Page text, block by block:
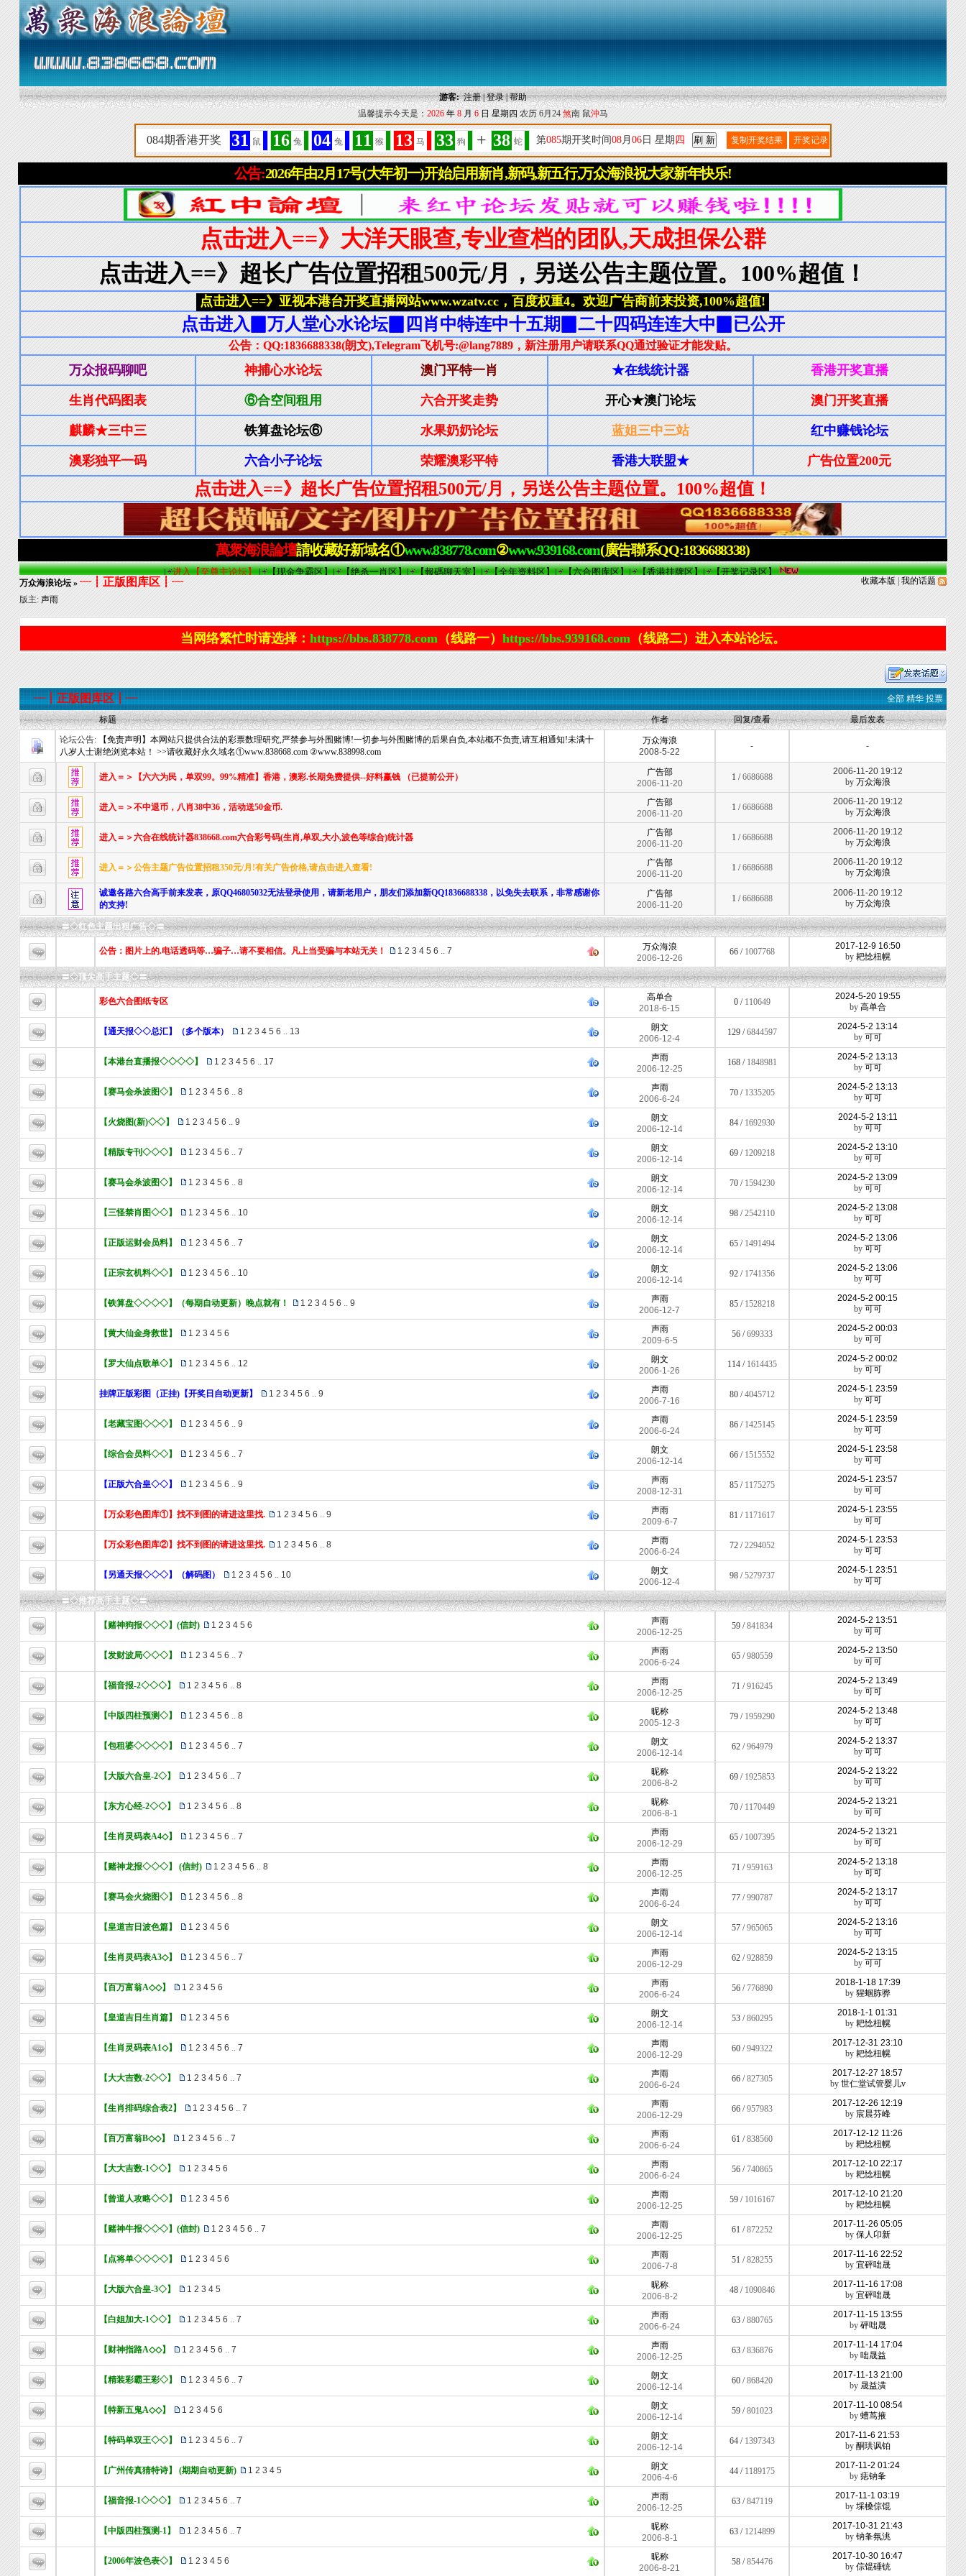
游客:注册|登录|帮助
温馨提示今天是： 2026年 8月 6日 星期四 农历 6月24 煞南 鼠沖马
收藏本版 |我的话题
万众海浪论坛» ┈┋正版图库区┋┈
版主: 声雨
当网络繁忙时请选择： https://bbs.838778.com（线路一） https://bbs.939168.com（线路二）进入本站论坛。
┈┋正版图库区┋┈ 全部 精华 投票
标题 作者 回复/查看
最后发表
论坛公告:
【免责声明】本网站只提供合法的彩票数理研究,严禁参与外围赌博!一切参与外围赌博的后果自负,本站概不负责,请互相通知!未满十
八岁人士谢绝浏览本站！ >>请收藏好永久域名①www.838668.com ②www.838998.com
万众海浪
2008-5-22
- -
进入＝＞【六六为民，单双99。99%精准】香港，澳彩.长期免费提供--好料赢钱 （已提前公开）
广告部
2006-11-20
1 /6686688
2006-11-20 19:12
by 万众海浪
进入＝＞不中退币，八肖38中36，活动送50金币.
广告部
2006-11-20
1 /6686688
2006-11-20 19:12
by 万众海浪
进入＝＞六合在线统计器838668.com六合彩号码(生肖,单双,大小,波色等综合)统计器
广告部
2006-11-20
1 /6686688
2006-11-20 19:12
by 万众海浪
进入＝＞公告主题广告位置招租350元/月!有关广告价格,请点击进入查看!
广告部
2006-11-20
1 /6686688
2006-11-20 19:12
by 万众海浪
诚邀各路六合高手前来发表，原QQ46805032无法登录使用，请新老用户，朋友们添加新QQ1836688338，以免失去联系，非常感谢你
的支持!
广告部
2006-11-20
1 /6686688
2006-11-20 19:12
by 万众海浪
〓◇红色主题出租广告◇〓
公告：图片上的.电话透码等…骗子…请不要相信。凡上当受骗与本站无关！ 1 2 3 4 5 6 .. 7
万众海浪
2006-12-26
66 / 1007768
2017-12-9 16:50
by 耙惗杻幌
〓◇顶尖高手主题◇〓
彩色六合图纸专区
高单合
2018-6-15
0 / 110649
2024-5-20 19:55
by 高单合
【通天报◇◇总汇】（多个版本） 1 2 3 4 5 6 .. 13
朗文
2006-12-4
129 /6844597
2024-5-2 13:14
by 可可
【本港台直播报◇◇◇◇】 1 2 3 4 5 6 .. 17
声雨
2006-12-25
168 / 1848981
2024-5-2 13:13
by 可可
【赛马会杀波图◇】 1 2 3 4 5 6 .. 8
声雨
2006-6-24
70 / 1335205
2024-5-2 13:13
by 可可
【火烧图(新)◇◇】 1 2 3 4 5 6 .. 9
朗文
2006-12-14
84 / 1692930
2024-5-2 13:11
by 可可
【精版专刊◇◇◇】 1 2 3 4 5 6 .. 7
朗文
2006-12-14
69 / 1209218
2024-5-2 13:10
by 可可
【赛马会杀波图◇】 1 2 3 4 5 6 .. 8
朗文
2006-12-14
70 / 1594230
2024-5-2 13:09
by 可可
【三怪禁肖图◇◇】 1 2 3 4 5 6 .. 10
朗文
2006-12-14
98 /2542110
2024-5-2 13:08
by 可可
【正版运财会员料】 1 2 3 4 5 6 .. 7
朗文
2006-12-14
65 / 1491494
2024-5-2 13:06
by 可可
【正宗玄机料◇◇】 1 2 3 4 5 6 .. 10
朗文
2006-12-14
92 / 1741356
2024-5-2 13:06
by 可可
【铁算盘◇◇◇◇】（每期自动更新）晚点就有！ 1 2 3 4 5 6 .. 9
声雨
2006-12-7
85 / 1528218
2024-5-2 00:15
by 可可
【黄大仙金身救世】 1 2 3 4 5 6
声雨
2009-6-5
56 /699333
2024-5-2 00:03
by 可可
【罗大仙点歌单◇】 1 2 3 4 5 6 .. 12
朗文
2006-1-26
114 / 1614435
2024-5-2 00:02
by 可可
挂牌正版彩图（正挂)【开奖日自动更新】 1 2 3 4 5 6 .. 9
声雨
2006-7-16
80 /4045712
2024-5-1 23:59
by 可可
【老藏宝图◇◇◇】 1 2 3 4 5 6 .. 9
声雨
2006-6-24
86 / 1425145
2024-5-1 23:59
by 可可
【综合会员料◇◇】 1 2 3 4 5 6 .. 7
朗文
2006-12-14
66 / 1515552
2024-5-1 23:58
by 可可
【正版六合皇◇◇】 1 2 3 4 5 6 .. 9
声雨
2008-12-31
85 / 1175275
2024-5-1 23:57
by 可可
【万众彩色图库①】找不到图的请进这里找. 1 2 3 4 5 6 .. 9
声雨
2009-6-7
81 / 1171617
2024-5-1 23:55
by 可可
【万众彩色图库②】找不到图的请进这里找. 1 2 3 4 5 6 .. 8
声雨
2006-6-24
72 /2294052
2024-5-1 23:53
by 可可
【另通天报◇◇◇】（解码图） 1 2 3 4 5 6 .. 10
朗文
2006-12-4
98 /5279737
2024-5-1 23:51
by 可可
〓◇推荐高手主题◇〓
【赌神狗报◇◇◇】(信封) 1 2 3 4 5 6
声雨
2006-12-25
59 /841834
2024-5-2 13:51
by 可可
【发财波局◇◇◇】 1 2 3 4 5 6 .. 7
声雨
2006-6-24
65 /980559
2024-5-2 13:50
by 可可
【福音报-2◇◇◇】 1 2 3 4 5 6 .. 8
声雨
2006-12-25
71 /916245
2024-5-2 13:49
by 可可
【中版四柱预测◇】 1 2 3 4 5 6 .. 8
昵称
2005-12-3
79 / 1959290
2024-5-2 13:48
by 可可
【包租婆◇◇◇◇】 1 2 3 4 5 6 .. 7
朗文
2006-12-14
62 /964979
2024-5-2 13:37
by 可可
【大版六合皇-2◇】 1 2 3 4 5 6 .. 7
昵称
2006-8-2
69 / 1925853
2024-5-2 13:22
by 可可
【东方心经-2◇◇】 1 2 3 4 5 6 .. 8
昵称
2006-8-1
70 / 1170449
2024-5-2 13:21
by 可可
【生肖灵码表A4◇】 1 2 3 4 5 6 .. 7
声雨
2006-12-29
65 / 1007395
2024-5-2 13:21
by 可可
【赌神龙报◇◇◇】 (信封) 1 2 3 4 5 6 .. 8
声雨
2006-12-25
71 /959163
2024-5-2 13:18
by 可可
【赛马会火烧图◇】 1 2 3 4 5 6 .. 8
声雨
2006-6-24
77 /990787
2024-5-2 13:17
by 可可
【皇道吉日波色篇】 1 2 3 4 5 6
朗文
2006-12-14
57 /965065
2024-5-2 13:16
by 可可
【生肖灵码表A3◇】 1 2 3 4 5 6 .. 7
声雨
2006-12-29
62 /928859
2024-5-2 13:15
by 可可
【百万富翁A◇◇】 1 2 3 4 5 6
声雨
2006-6-24
56 /776890
2018-1-18 17:39
by 猩蝈胨骅
【皇道吉日生肖篇】 1 2 3 4 5 6
朗文
2006-12-14
53 /860295
2018-1-1 01:31
by 耙惗杻幌
【生肖灵码表A1◇】 1 2 3 4 5 6 .. 7
声雨
2006-12-29
60 /949322
2017-12-31 23:10
by 耙惗杻幌
【大大吉数-2◇◇】 1 2 3 4 5 6 .. 7
声雨
2006-6-24
66 /827305
2017-12-27 18:57
by 世仁堂试管婴儿v
【生肖排码综合表2】 1 2 3 4 5 6 .. 7
声雨
2006-12-29
66 /957983
2017-12-26 12:19
by 宸晨芬峰
【百万富翁B◇◇】 1 2 3 4 5 6 .. 7
声雨
2006-6-24
61 /838560
2017-12-12 11:26
by 耙惗杻幌
【大大吉数-1◇◇】 1 2 3 4 5 6
声雨
2006-6-24
56 /740865
2017-12-10 22:17
by 耙惗杻幌
【曾道人攻略◇◇】 1 2 3 4 5 6
声雨
2006-12-25
59 / 1016167
2017-12-10 21:20
by 耙惗杻幌
【赌神牛报◇◇◇】(信封) 1 2 3 4 5 6 .. 7
声雨
2006-12-25
61 /872252
2017-11-26 05:05
by 保人卬新
【点将单◇◇◇◇】 1 2 3 4 5 6
声雨
2006-7-8
51 /828255
2017-11-16 22:52
by 宜砰咄晟
【大版六合皇-3◇】 1 2 3 4 5
昵称
2006-8-2
48 / 1090846
2017-11-16 17:08
by 宜砰咄晟
【白姐加大-1◇◇】 1 2 3 4 5 6 .. 7
声雨
2006-6-24
63 /880765
2017-11-15 13:55
by 砰咄晟
【财神指路A◇◇】 1 2 3 4 5 6 .. 7
声雨
2006-12-25
63 /836876
2017-11-14 17:04
by 咄晟益
【精装彩霸王彩◇】 1 2 3 4 5 6 .. 7
朗文
2006-12-14
60 /868420
2017-11-13 21:00
by 晟益潢
【特新五鬼A◇◇】 1 2 3 4 5 6
朗文
2006-12-14
59 /801023
2017-11-10 08:54
by 螬茑掖
【特码单双王◇◇】 1 2 3 4 5 6 .. 7
朗文
2006-12-14
64 / 1397343
2017-11-6 21:53
by 酮珙讽铂
【广州传真猜特诗】 (期期自动更新) 1 2 3 4 5
朗文
2006-4-6
44 / 1189175
2017-11-2 01:24
by 痣钠夆
【福音报-1◇◇◇】 1 2 3 4 5 6 .. 7
声雨
2006-12-25
63 /847119
2017-11-1 03:19
by 埰槡倧馄
【中版四柱预测-1】 1 2 3 4 5 6 .. 7
昵称
2006-8-1
63 / 1214899
2017-10-31 21:43
by 钠夆氛洮
【2006年波色表◇】 1 2 3 4 5 6
昵称
2006-8-21
58 /854476
2017-10-30 16:47
by 倧馄硾铳